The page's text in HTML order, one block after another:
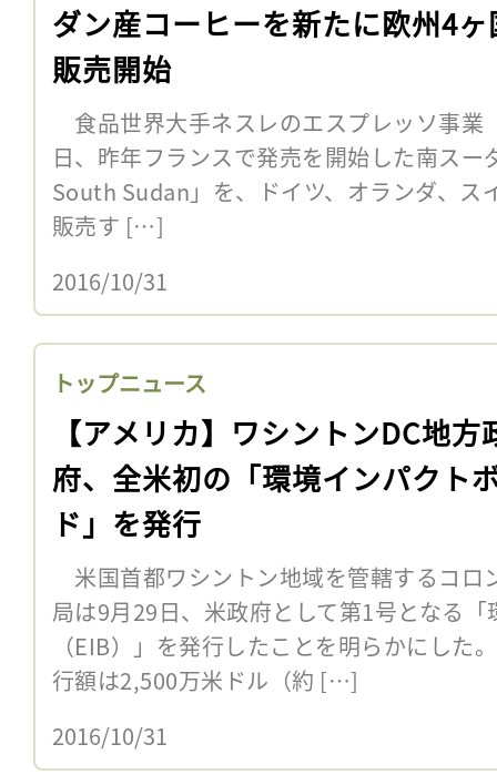
ダン産コーヒーを新たに欧州4ヶ
販売開始
食品世界大手ネスレのエスプレッソ事業
日、昨年フランスで発売を開始した南ス
South Sudan」を、ドイツ、オランダ、ス
販売す […]
2016/10/31
トップニュース
【アメリカ】ワシントンDC地方
府、全米初の「環境インパクト
ド」を発行
米国首都ワシントン地域を管轄するコロ
局は9月29日、米政府として第1号となる
（EIB）」を発行したことを明らかにした
行額は2,500万米ドル（約 […]
2016/10/31